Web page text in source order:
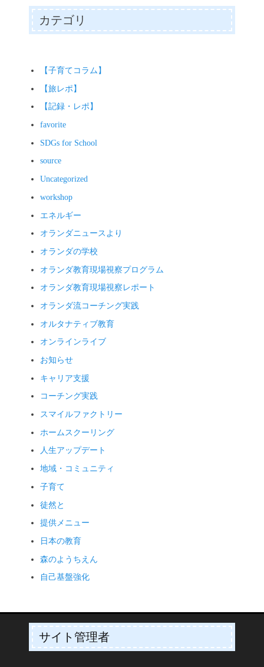
ー
シ
ョ
投
稿:
カテゴリ
【子育てコラム】
【旅レポ】
【記録・レポ】
favorite
SDGs for School
source
Uncategorized
workshop
エネルギー
オランダニュースより
オランダの学校
オランダ教育現場視察プログラム
オランダ教育現場視察レポート
オランダ流コーチング実践
オルタナティブ教育
オンラインライブ
お知らせ
キャリア支援
コーチング実践
スマイルファクトリー
ホームスクーリング
人生アップデート
地域・コミュニティ
子育て
徒然と
提供メニュー
日本の教育
森のようちえん
自己基盤強化
サイト管理者